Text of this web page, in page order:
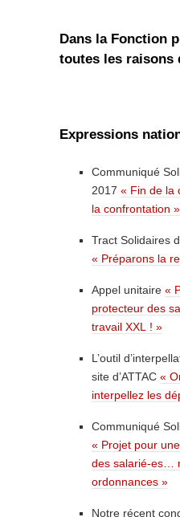
Dans la Fonction
toutes les raisons
Expressions
Communiqué
2017 « Fin de la
la confrontation »
Tract Solidaires
« Préparons la
Appel unitaire «
protecteur des
travail XXL ! »
L’outil
site d’ATTAC «
interpellez les
Communiqué
« Projet pour
des salarié-es…
ordonnances »
Notre récent